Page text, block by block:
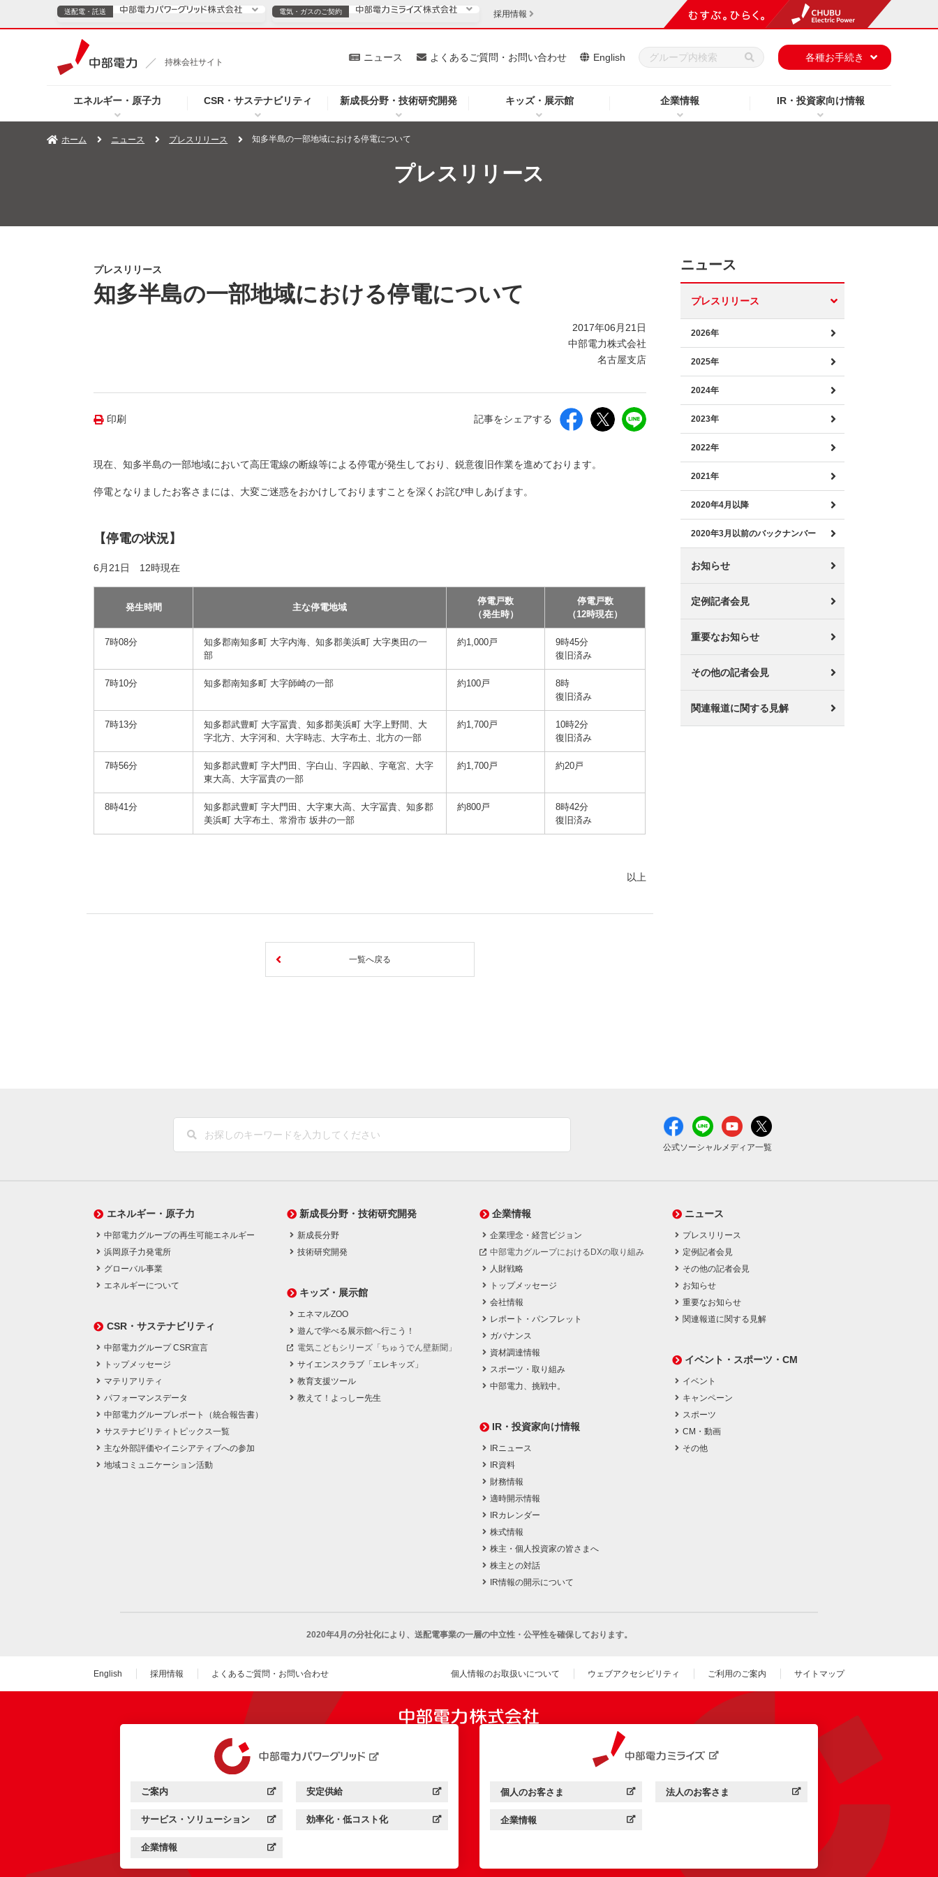
持株会社サイト
エネルギー・原子力 CSR・サステナビリティ 新成長分野・技術研究開発 キッズ・展示館 企業情報 IR・投資家向け情報
ニュース よくあるご質問・お問い合わせ English 各種お手続き
送配電・託送
TOPページへ ご案内 安定供給
企業情報
電気・ガスのご契約
電気・ガスのご契約
TOPページへ 個人のお客さま 法人のお客さま
採用情報
ホーム ニュース プレスリリース 知多半島の一部地域における停電について
プレスリリース
プレスリリース
知多半島の一部地域における停電について
2017年06月21日
中部電力株式会社
名古屋支店
印刷 記事をシェアする
現在、知多半島の一部地域において高圧電線の断線等による停電が発生しており、鋭意復旧作業を進めております。
停電となりましたお客さまには、大変ご迷惑をおかけしておりますことを深くお詫び申しあげます。
【停電の状況】
6月21日 12時現在
発生時間 主な停電地域
停電戸数
（発生時）
停電戸数
（12時現在）
7時08分
知多郡南知多町 大字内海、知多郡美浜町 大字奥田の一
部
約1,000戸
9時45分
復旧済み
7時10分 知多郡南知多町 大字師崎の一部 約100戸
8時
復旧済み
7時13分
知多郡武豊町 大字冨貴、知多郡美浜町 大字上野間、大
字北方、大字河和、大字時志、大字布土、北方の一部
約1,700戸
10時2分
復旧済み
7時56分
知多郡武豊町 字大門田、字白山、字四畝、字竜宮、大字
東大高、大字冨貴の一部
約1,700戸 約20戸
8時41分
知多郡武豊町 字大門田、大字東大高、大字冨貴、知多郡
美浜町 大字布土、常滑市 坂井の一部
約800戸
8時42分
復旧済み
以上
一覧へ戻る
ニュース
プレスリリース
2026年
2025年
2024年
2023年
2022年
2021年
2020年4月以降
2020年3月以前のバックナンバー
お知らせ
定例記者会見
重要なお知らせ
その他の記者会見
関連報道に関する見解
公式ソーシャルメディア一覧
エネルギー・原子力
中部電力グループの再生可能エネルギー
浜岡原子力発電所
グローバル事業
エネルギーについて
CSR・サステナビリティ
中部電力グループ CSR宣言
トップメッセージ
マテリアリティ
パフォーマンスデータ
中部電力グループレポート（統合報告書）
サステナビリティトピックス一覧
主な外部評価やイニシアティブへの参加
地域コミュニケーション活動
新成長分野・技術研究開発
新成長分野
技術研究開発
キッズ・展示館
エネマルZOO
遊んで学べる展示館へ行こう！
電気こどもシリーズ「ちゅうでん壁新聞」
サイエンスクラブ「エレキッズ」
教育支援ツール
教えて！よっしー先生
企業情報
企業理念・経営ビジョン
中部電力グループにおけるDXの取り組み
人財戦略
トップメッセージ
会社情報
レポート・パンフレット
ガバナンス
資材調達情報
スポーツ・取り組み
中部電力、挑戦中。
IR・投資家向け情報
IRニュース
IR資料
財務情報
適時開示情報
IRカレンダー
株式情報
株主・個人投資家の皆さまへ
株主との対話
IR情報の開示について
ニュース
プレスリリース
定例記者会見
その他の記者会見
お知らせ
重要なお知らせ
関連報道に関する見解
イベント・スポーツ・CM
イベント
キャンペーン
スポーツ
CM・動画
その他
2020年4月の分社化により、 送配電事業の一層の中立性・公平性を確保しております。
English 採用情報 よくあるご質問・お問い合わせ 個人情報のお取扱いについて ウェブアクセシビリティ ご利用のご案内 サイトマップ
中部電力パワーグリッド：
ご案内
（新しいウィンドウを開きます） 中部電力パワーグリッド：
安定供給
（新しいウィンドウを開きます）
中部電力パワーグリッド：
サービス・ソリューション
（新しいウィンドウを開きます） 中部電力パワーグリッド：
効率化・低コスト化
（新しいウィンドウを開きます）
中部電力パワーグリッド：
企業情報
（新しいウィンドウを開きます）
中部電力ミライズ：
個人のお客さま
（新しいウィンドウを開きます） 中部電力ミライズ：
法人のお客さま
（新しいウィンドウを開きます）
中部電力ミライズ：
企業情報
（新しいウィンドウを開きます）